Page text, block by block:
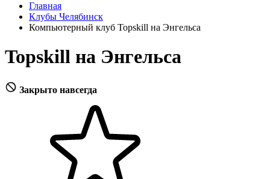
Главная
Клубы Челябинск
Компьютерный клуб Topskill на Энгельса
Topskill на Энгельса
Закрыто навсегда